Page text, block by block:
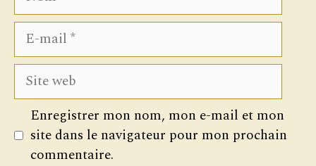
E-
mail
Site
web
Enregistrer mon nom, mon e-mail et mon
site dans le navigateur pour mon prochain
commentaire.